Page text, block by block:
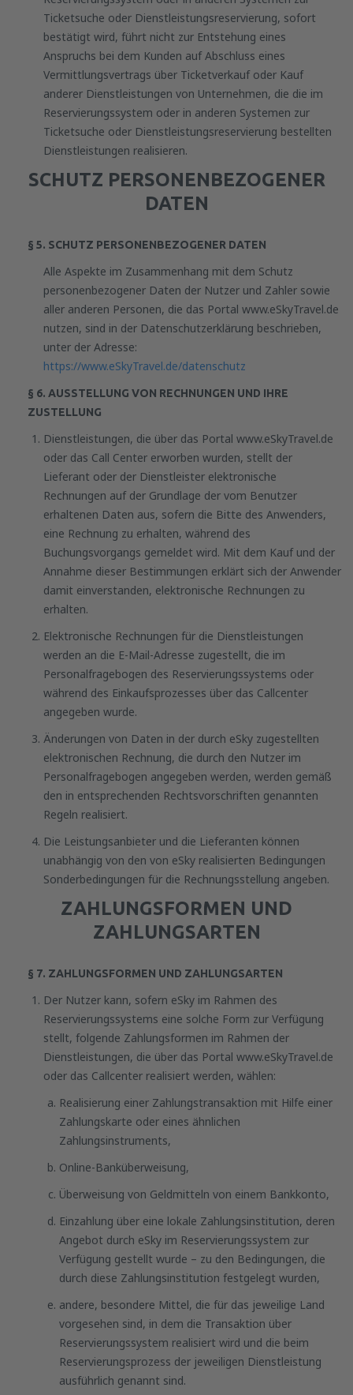
Ticketsuche oder Dienstleistungsreservierung, sofort
bestätigt wird, führt nicht zur Entstehung eines
Anspruchs bei dem Kunden auf Abschluss eines
Vermittlungsvertrags über Ticketverkauf oder Kauf
anderer Dienstleistungen von Unternehmen, die die im
Reservierungssystem oder in anderen Systemen zur
Ticketsuche oder Dienstleistungsreservierung bestellten
Dienstleistungen realisieren.
SCHUTZ PERSONENBEZOGENER
DATEN
§ 5. SCHUTZ PERSONENBEZOGENER DATEN
Alle Aspekte im Zusammenhang mit dem Schutz
personenbezogener Daten der Nutzer und Zahler sowie
aller anderen Personen, die das Portal www.eSkyTravel.de
nutzen, sind in der Datenschutzerklärung beschrieben,
unter der Adresse:
https://www.eSkyTravel.de/datenschutz
§ 6. AUSSTELLUNG VON RECHNUNGEN UND IHRE
ZUSTELLUNG
Dienstleistungen, die über das Portal www.eSkyTravel.de
oder das Call Center erworben wurden, stellt der
Lieferant oder der Dienstleister elektronische
Rechnungen auf der Grundlage der vom Benutzer
erhaltenen Daten aus, sofern die Bitte des Anwenders,
eine Rechnung zu erhalten, während des
Buchungsvorgangs gemeldet wird. Mit dem Kauf und der
Annahme dieser Bestimmungen erklärt sich der Anwender
damit einverstanden, elektronische Rechnungen zu
erhalten.
Elektronische Rechnungen für die Dienstleistungen
werden an die E-Mail-Adresse zugestellt, die im
Personalfragebogen des Reservierungssystems oder
während des Einkaufsprozesses über das Callcenter
angegeben wurde.
Änderungen von Daten in der durch eSky zugestellten
elektronischen Rechnung, die durch den Nutzer im
Personalfragebogen angegeben werden, werden gemäß
den in entsprechenden Rechtsvorschriften genannten
Regeln realisiert.
Die Leistungsanbieter und die Lieferanten können
unabhängig von den von eSky realisierten Bedingungen
Sonderbedingungen für die Rechnungsstellung angeben.
ZAHLUNGSFORMEN UND
ZAHLUNGSARTEN
§ 7. ZAHLUNGSFORMEN UND ZAHLUNGSARTEN
Der Nutzer kann, sofern eSky im Rahmen des
Reservierungssystems eine solche Form zur Verfügung
stellt, folgende Zahlungsformen im Rahmen der
Dienstleistungen, die über das Portal www.eSkyTravel.de
oder das Callcenter realisiert werden, wählen:
Realisierung einer Zahlungstransaktion mit Hilfe einer
Zahlungskarte oder eines ähnlichen
Zahlungsinstruments,
Online-Banküberweisung,
Überweisung von Geldmitteln von einem Bankkonto,
Einzahlung über eine lokale Zahlungsinstitution, deren
Angebot durch eSky im Reservierungssystem zur
Verfügung gestellt wurde – zu den Bedingungen, die
durch diese Zahlungsinstitution festgelegt wurden,
andere, besondere Mittel, die für das jeweilige Land
vorgesehen sind, in dem die Transaktion über
Reservierungssystem realisiert wird und die beim
Reservierungsprozess der jeweiligen Dienstleistung
ausführlich genannt sind.